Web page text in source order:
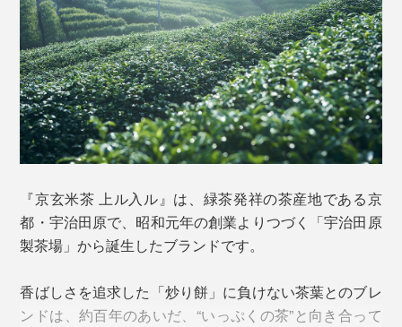
写真左奥は「ほうじ茶ベース（西）、写真右前は「煎茶ベース（東）」※写真は個
包装タイプ（12Pボックス、ギフトセット）
これぞ、『京玄米茶 上ル入ル』が玄米茶の原点を見つ
め直したことで生まれた、突き抜ける香ばしさのヒケツ
です。
私たちにとって馴染み深い玄米茶といえば、「炒ったお
米」入りのお茶。
でも、原点は「炒った餅」入りのお茶が玄米茶の“姿”で
した。
『京玄米茶 上ル入ル』は、緑茶発祥の茶産地である京
都・宇治田原で、昭和元年の創業よりつづく「宇治田原
製茶場」から誕生したブランドです。
香ばしさを追求した「炒り餅」に負けない茶葉とのブレ
ンドは、約百年のあいだ、“いっぷくの茶”と向き合って